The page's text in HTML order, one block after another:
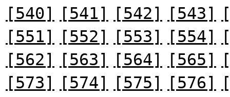
[540]
[541] [542] [543]
[551]
[552] [553] [554]
[562]
[563] [564] [565]
[573]
[574] [575] [576]